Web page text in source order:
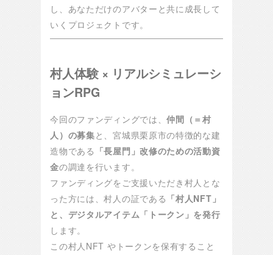
し、あなただけのアバターと共に成長して
いくプロジェクトです。
村人体験 × リアルシミュレーシ
ョンRPG
今回のファンディングでは、仲間（＝村
人）の募集と、宮城県栗原市の特徴的な建
造物である 「長屋門」改修のための活動資
金の調達を行います。
ファンディングをご支援いただき村人とな
った方には、村人の証である 「村人NFT」
と、デジタルアイテム「トークン」を発行
します。
この村人NFT やトークンを保有すること